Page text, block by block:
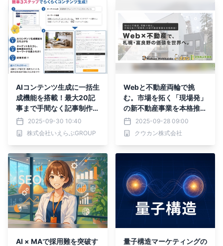
AIコンテンツ生成に一括生
成機能を搭載！最大20記
事まで手間なく記事制作可
能に｜いえらぶCLOUD
2025-09-30 10:40
株式会社いえらぶGROUP
Webと不動産両輪で挑
む。市場を拓く「現場発」
の新不動産事業を本格推進
へ
2025-09-28 09:00
クウカン株式会社
AI × MAで採用難を突破す
量子構造マーケティングの